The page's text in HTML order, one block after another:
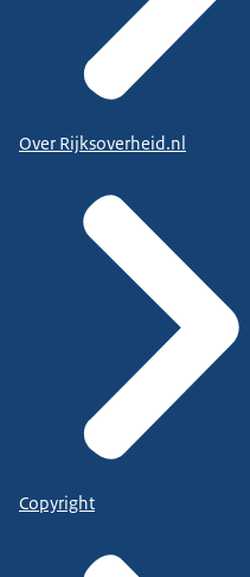
Over Rijksoverheid.nl
Copyright